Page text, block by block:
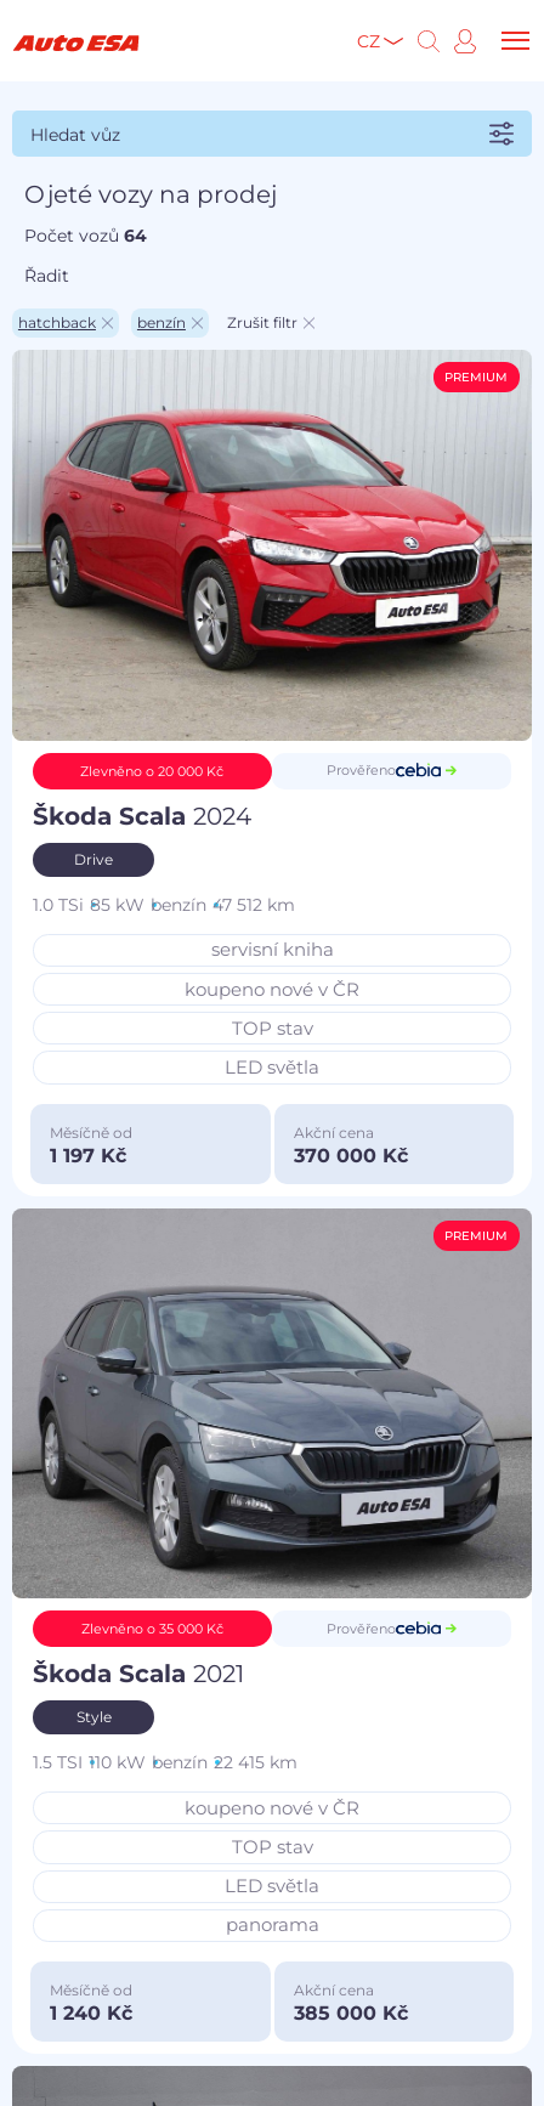
CZ
Hledat vůz
Ojeté vozy na prodej
Počet vozů64
Řadit
hatchback benzín Zrušit filtr
PREMIUM
Zlevněno o 20 000 Kč Prověřeno
Škoda Scala2024
Drive
1.0 TSi 85 kW benzín 47 512 km
servisní kniha
koupeno nové v ČR
TOP stav
LED světla
Měsíčně od
1 197 Kč
Akční cena
370 000 Kč
PREMIUM
Zlevněno o 35 000 Kč Prověřeno
Škoda Scala2021
Style
1.5 TSI 110 kW benzín 22 415 km
koupeno nové v ČR
TOP stav
LED světla
panorama
Měsíčně od
1 240 Kč
Akční cena
385 000 Kč